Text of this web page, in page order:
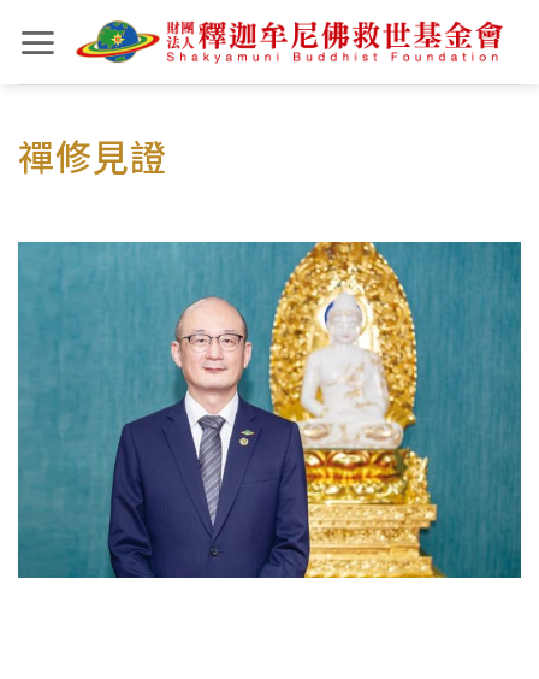
to
content
禪修見證